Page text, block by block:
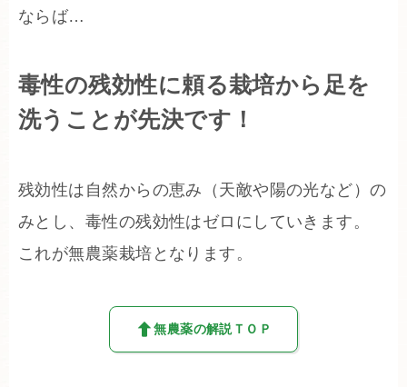
ならば…
毒性の残効性に頼る栽培から足を
洗うことが先決です！
残効性は自然からの恵み（天敵や陽の光など）の
みとし、毒性の残効性はゼロにしていきます。
これが無農薬栽培となります。
無農薬の解説ＴＯＰ